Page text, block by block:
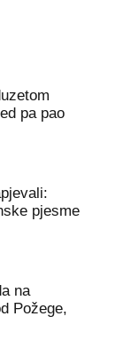
pa pao
pjesme
na
Požege,